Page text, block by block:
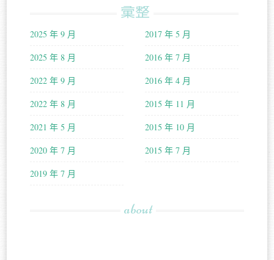
彙整
2025 年 9 月
2025 年 8 月
2022 年 9 月
2022 年 8 月
2021 年 5 月
2020 年 7 月
2019 年 7 月
2017 年 5 月
2016 年 7 月
2016 年 4 月
2015 年 11 月
2015 年 10 月
2015 年 7 月
about